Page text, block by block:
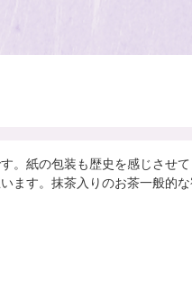
。紙の包装も歴史を感じさせ
ます。抹茶入りのお茶一般的